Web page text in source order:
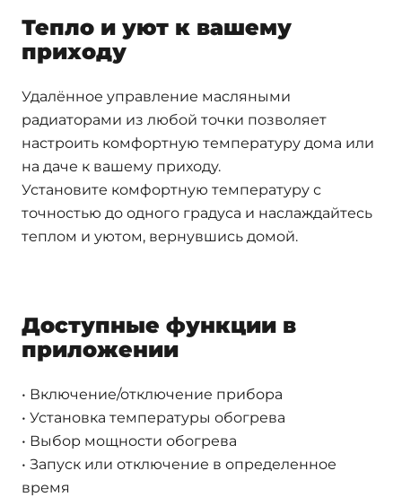
Тепло и уют к вашему
приходу
Удалённое управление масляными
радиаторами из любой точки позволяет
настроить комфортную температуру дома или
на даче к вашему приходу.
Установите комфортную температуру с
точностью до одного градуса и наслаждайтесь
теплом и уютом, вернувшись домой.
Доступные функции в
приложении
• Включение/отключение прибора
• Установка температуры обогрева
• Выбор мощности обогрева
• Запуск или отключение в определенное
время